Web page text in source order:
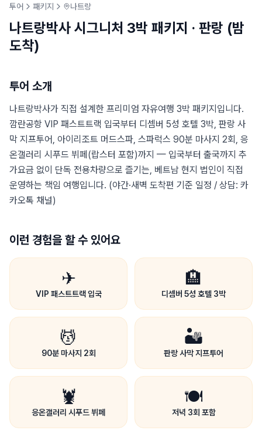
투어 패키지 나트랑
나트랑박사 시그니처 3박 패키지 · 판랑 (밤
도착)
투어 소개
나트랑박사가 직접 설계한 프리미엄 자유여행 3박 패키지입니다.
깜란공항 VIP 패스트트랙 입국부터 디셈버 5성 호텔 3박, 판랑 사
막 지프투어, 아이리조트 머드스파, 스파럭스 90분 마사지 2회, 응
온갤러리 시푸드 뷔페(랍스터 포함)까지 — 입국부터 출국까지 추
가요금 없이 단독 전용차량으로 즐기는, 베트남 현지 법인이 직접
운영하는 책임 여행입니다. (야간·새벽 도착편 기준 일정 / 상담: 카
카오톡 채널)
이런 경험을 할 수 있어요
✈
VIP 패스트트랙 입국
🏨
디셈버 5성 호텔 3박
💆
90분 마사지 2회
🏜
판랑 사막 지프투어
🦞
응온갤러리 시푸드 뷔페
🍽
저녁 3회 포함